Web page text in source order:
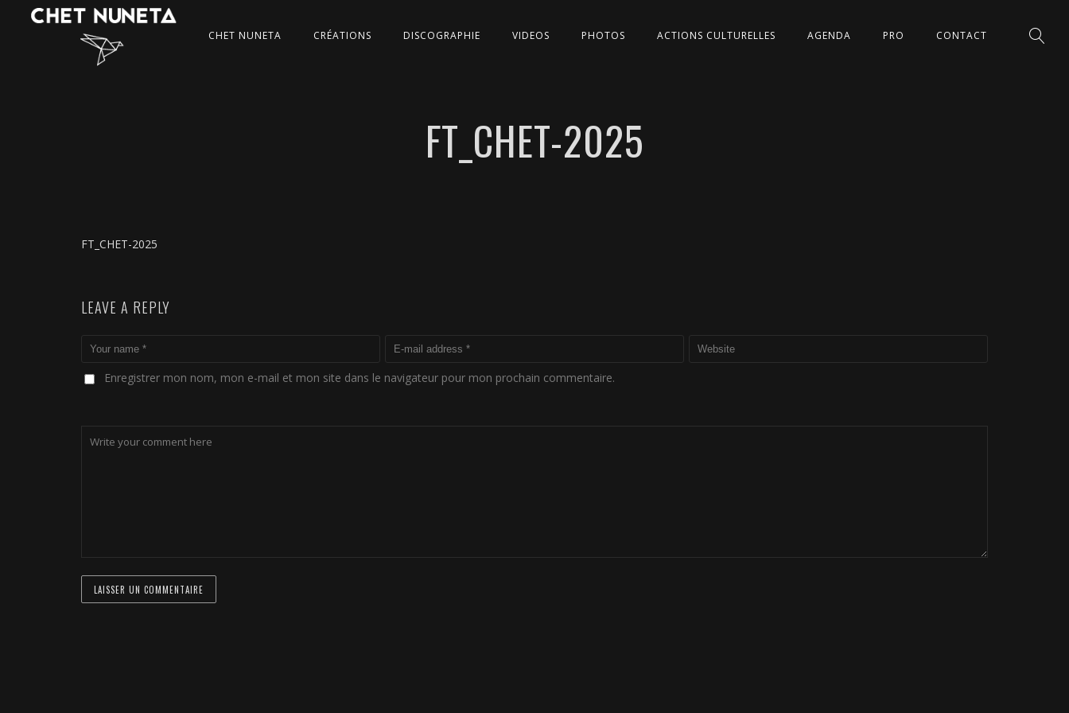
CHET NUNETA CRÉATIONS DISCOGRAPHIE VIDEOS PHOTOS ACTIONS CULTURELLES AGENDA PRO CONTACT
FT_CHET-2025
FT_CHET-2025
LEAVE A REPLY
Enregistrer mon nom, mon e-mail et mon site dans le navigateur pour mon prochain commentaire.